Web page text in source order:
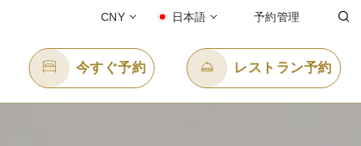
CNY 日本語 予約管理
今すぐ予約 レストラン予約